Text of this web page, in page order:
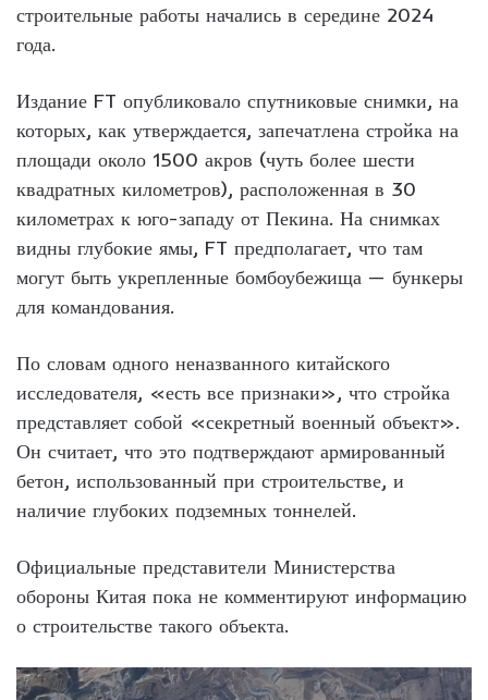
строительные работы начались в середине 2024
года.
Издание FT опубликовало спутниковые снимки, на
которых, как утверждается, запечатлена стройка на
площади около 1500 акров (чуть более шести
квадратных километров), расположенная в 30
километрах к юго-западу от Пекина. На снимках
видны глубокие ямы, FT предполагает, что там
могут быть укрепленные бомбоубежища — бункеры
для командования.
По словам одного неназванного китайского
исследователя, «есть все признаки», что стройка
представляет собой «секретный военный объект».
Он считает, что это подтверждают армированный
бетон, использованный при строительстве, и
наличие глубоких подземных тоннелей.
Официальные представители Министерства
обороны Китая пока не комментируют информацию
о строительстве такого объекта.